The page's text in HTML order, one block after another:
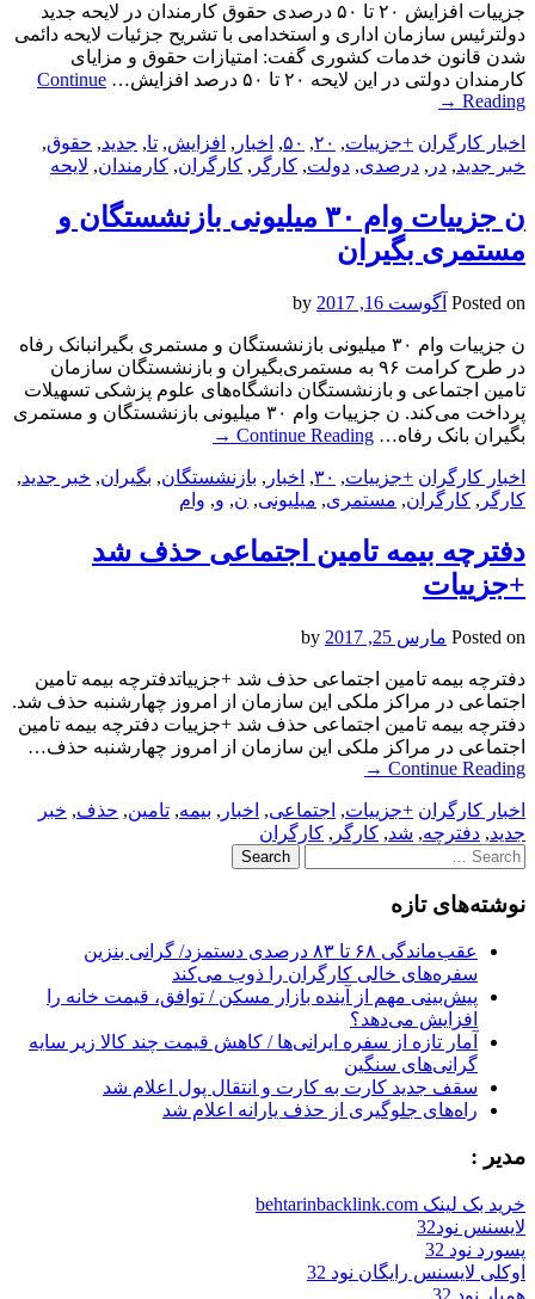
جزییات افزایش ۲۰ تا ۵۰ درصدی حقوق کارمندان در لایحه جدید
دولترئیس سازمان اداری و استخدامی با تشریح جزئیات لایحه دائمی
شدن قانون خدمات کشوری گفت: امتیازات حقوق و مزایای
کارمندان دولتی در این لایحه ۲۰ تا ۵۰ درصد افزایش…
Continue
Reading
→
اخبار کارگران +جزییات, ۲۰, ۵۰, اخبار , افزایش, تا, جدید, حقوق,
خبر جدید, در , درصدی, دولت, کارگر , کارگران, کارمندان, لایحه‌
ن جزییات وام ۳۰ میلیونی بازنشستگان و
مستمری بگیران
Posted on آگوست 16, 2017
ن جزییات وام ۳۰ میلیونی بازنشستگان و مستمری بگیرانبانک رفاه
در طرح کرامت ۹۶ به مستمری‌بگیران و بازنشستگان سازمان
تامین اجتماعی و بازنشستگان دانشگاه‌های علوم پزشکی تسهیلات
پرداخت می‌کند. ن جزییات وام ۳۰ میلیونی بازنشستگان و مستمری
بگیران بانک رفاه… Continue Reading
→
اخبار کارگران +جزییات, ۳۰, اخبار , بازنشستگان, بگیران, خبر جدید,
کارگر , کارگران, مستمری, میلیونی, ن, و, وام
دفترچه بیمه تامین اجتماعی حذف شد
+جزییات
Posted on مارس 25, 2017
دفترچه بیمه تامین اجتماعی حذف شد +جزییاتدفترچه بیمه تامین
اجتماعی در مراکز ملکی این سازمان از امروز چهارشنبه حذف شد.
دفترچه بیمه تامین اجتماعی حذف شد +جزییات دفترچه بیمه تامین
اجتماعی در مراکز ملکی این سازمان از امروز چهارشنبه حذف…
Continue Reading
→
اخبار کارگران +جزییات, اجتماعی, اخبار , بیمه, تامین, حذف, خبر
جدید, دفترچه, شد, کارگر , کارگران
Search
for:
نوشته‌های تازه
عقب‌ماندگی ۶۸ تا ۸۳ درصدی دستمزد/ گرانی بنزین
سفره‌های خالی کارگران را ذوب می‌کند
پیش‌بینی مهم از آینده بازار مسکن / توافق، قیمت خانه را
افزایش می‌دهد؟
آمار تازه از سفره ایرانی‌ها / کاهش قیمت چند کالا زیر سایه
گرانی‌های سنگین
سقف جدید کارت به کارت و انتقال پول اعلام شد
راه‌های جلوگیری از حذف یارانه اعلام شد
مدیر :
خرید بک لینک behtarinbacklink.com
لایسنس نود32
پسورد نود 32
اوکلی لایسنس رایگان نود 32
همیار نود 32